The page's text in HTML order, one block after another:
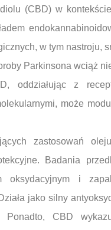
(CBD) w
w tym nastroju,
Parkinsona wciąż
oddziałując z
może
zastosowań
Badania
oksydacyjnym i
jako silny
Ponadto, CBD